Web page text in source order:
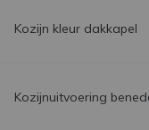
Kozijn kleur dakkapel
Kozijnuitvoering